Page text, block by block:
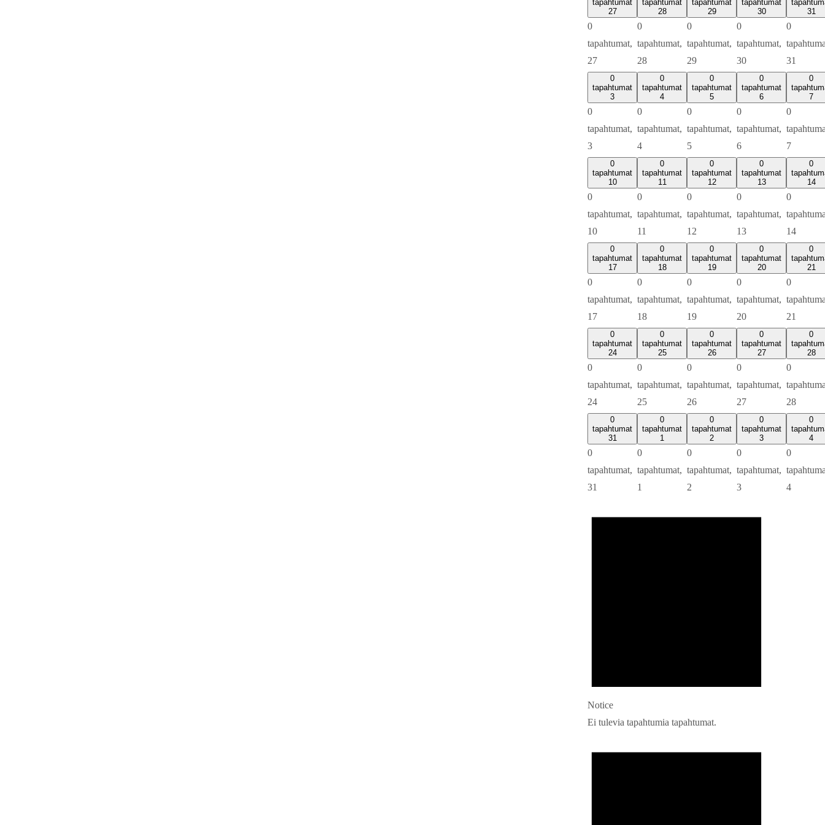
tapahtumat
27
0
tapahtumat,
27
tapahtumat
28
0
tapahtumat,
28
tapahtumat
29
0
tapahtumat,
29
tapahtumat
30
0
tapahtumat,
30
31
0
31
0
tapahtumat
3
0
tapahtumat,
3
0
tapahtumat
4
0
tapahtumat,
4
0
tapahtumat
5
0
tapahtumat,
5
0
tapahtumat
6
0
tapahtumat,
6
0
7
0
7
0
tapahtumat
10
0
tapahtumat,
10
0
tapahtumat
11
0
tapahtumat,
11
0
tapahtumat
12
0
tapahtumat,
12
0
tapahtumat
13
0
tapahtumat,
13
0
14
0
14
0
tapahtumat
17
0
tapahtumat,
17
0
tapahtumat
18
0
tapahtumat,
18
0
tapahtumat
19
0
tapahtumat,
19
0
tapahtumat
20
0
tapahtumat,
20
0
21
0
21
0
tapahtumat
24
0
tapahtumat,
24
0
tapahtumat
25
0
tapahtumat,
25
0
tapahtumat
26
0
tapahtumat,
26
0
tapahtumat
27
0
tapahtumat,
27
0
28
0
28
0
tapahtumat
31
0
tapahtumat,
31
0
tapahtumat
1
0
tapahtumat,
1
0
tapahtumat
2
0
tapahtumat,
2
0
tapahtumat
3
0
tapahtumat,
3
0
4
0
4
Notice
Ei tulevia tapahtumia tapahtumat.